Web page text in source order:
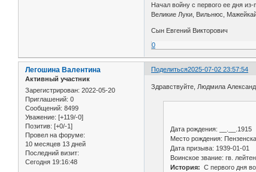
Начал войну с первого ее дня
Великие Луки, Вильнюс,
Сын Евгений Викторович
0
Поделиться2025-07-02 23:57:54
Легошина Валентина
Активный участник
Зарегистрирован: 2022-05-20
Приглашений: 0
Сообщений: 8499
Уважение: [+119/-0]
Позитив: [+0/-1]
Провел на форуме:
10 месяцев 13 дней
Последний визит:
Сегодня 19:16:48
Здравствуйте, Людмила
Дата рождения: __.__.1915
Место рождения:
Дата призыва: 1939-01-01
Воинское звание: гв.
История: С первого дня